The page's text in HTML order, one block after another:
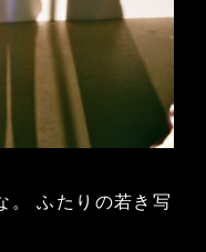
。 ふたりの若き写